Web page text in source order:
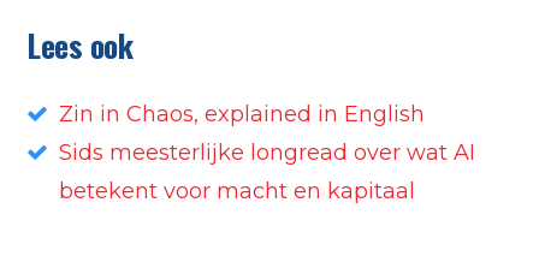
Lees ook
Zin in Chaos, explained in English
Sids meesterlijke longread over wat AI
betekent voor macht en kapitaal